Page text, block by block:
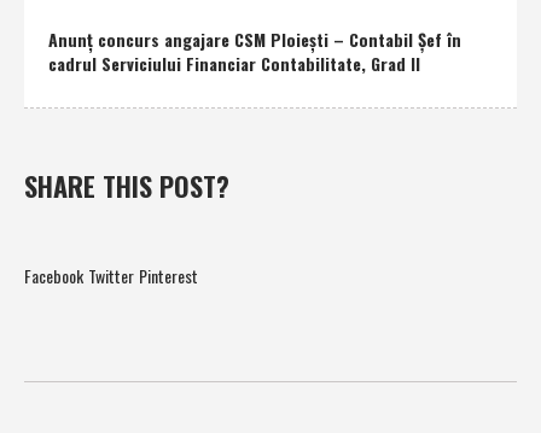
Anunţ concurs angajare CSM Ploieşti – Contabil Şef în
cadrul Serviciului Financiar Contabilitate, Grad II
SHARE THIS POST?
Facebook Twitter Pinterest